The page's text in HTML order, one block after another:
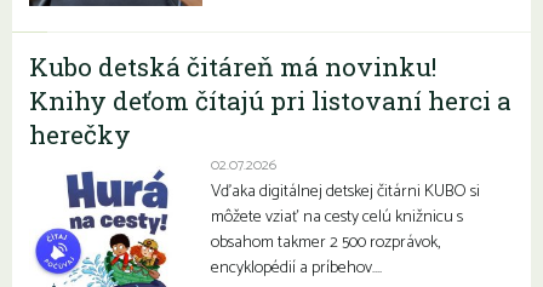
Kubo detská čitáreň má novinku!
Knihy deťom čítajú pri listovaní herci a
herečky
02.07.2026
Vďaka digitálnej detskej čitárni KUBO si
môžete vziať na cesty celú knižnicu s
obsahom takmer 2 500 rozprávok,
encyklopédií a príbehov….